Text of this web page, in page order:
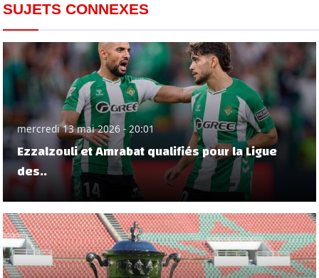
SUJETS CONNEXES
mercredi 13 mai 2026 - 20:01
Ezzalzouli et Amrabat qualifiés pour la Ligue
des..